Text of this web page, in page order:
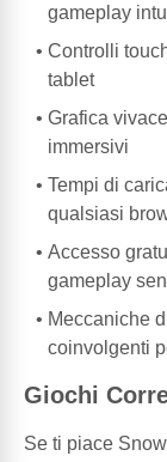
gameplay
Controlli
tablet
Grafica
immersivi
Tempi di
qualsiasi
Accesso
gameplay
Meccaniche
coinvolgenti
Giochi
Se ti piace